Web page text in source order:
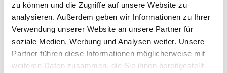
zu können und die Zugriffe auf unsere Website zu
analysieren. Außerdem geben wir Informationen zu Ihrer
Verwendung unserer Website an unsere Partner für
soziale Medien, Werbung und Analysen weiter. Unsere
Partner führen diese Informationen möglicherweise mit
weiteren Daten zusammen, die Sie ihnen bereitgestellt